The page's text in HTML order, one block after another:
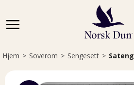
Hjem>Soverom>Sengesett>Sateng